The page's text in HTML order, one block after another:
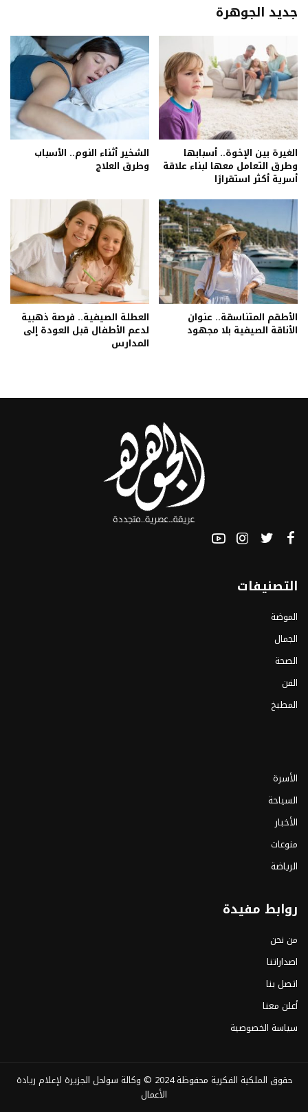
جديد الجوهرة
الغيرة بين الإخوة.. أسبابها
وطرق التعامل معها لبناء علاقة
أسرية أكثر استقرارًا
الشخير أثناء النوم.. الأسباب
وطرق العلاج
الأطقم المتناسقة.. عنوان
الأناقة الصيفية بلا مجهود
العطلة الصيفية.. فرصة ذهبية
لدعم الأطفال قبل العودة إلى
المدارس
التصنيفات
الموضة
الجمال
الصحة
الفن
المطبخ
الأسرة
السياحة
الأخبار
منوعات
الرياضة
روابط مفيدة
من نحن
اصداراتنا
اتصل بنا
أعلن معنا
سياسة الخصوصية
حقوق الملكية الفكرية محفوظة 2024 ©
وكالة سواحل الجزيرة لإعلام ريادة
الأعمال